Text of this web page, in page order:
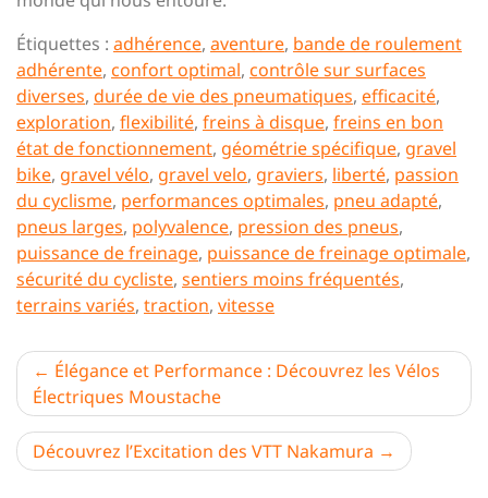
Étiquettes : adhérence, aventure, bande de roulement
adhérente, confort optimal, contrôle sur surfaces
diverses, durée de vie des pneumatiques, efficacité,
exploration, flexibilité, freins à disque, freins en bon
état de fonctionnement, géométrie spécifique, gravel
bike, gravel vélo, gravel velo, graviers, liberté, passion
du cyclisme, performances optimales, pneu adapté,
pneus larges, polyvalence, pression des pneus,
puissance de freinage, puissance de freinage optimale,
sécurité du cycliste, sentiers moins fréquentés,
terrains variés, traction, vitesse
Navigation
de
l’article
Élégance et Performance : Découvrez les Vélos
Électriques Moustache
Découvrez l’Excitation des VTT Nakamura